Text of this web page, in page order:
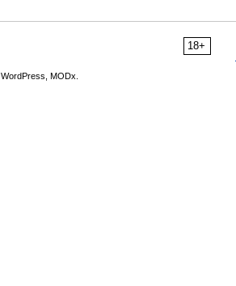
18+
WordPress, MODx.